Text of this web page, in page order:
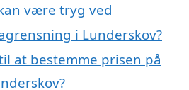
være tryg ved
i Lunderskov?
at bestemme prisen på